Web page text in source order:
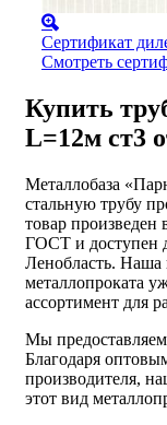
Сертификат
Смотреть
Купить
L=12м ст3
Металлобаза
стальную трубу
товар произведен
ГОСТ и доступен
Ленобласть. Наша
металлопроката
ассортимент для
Мы
Благодаря
производителя,
этот вид